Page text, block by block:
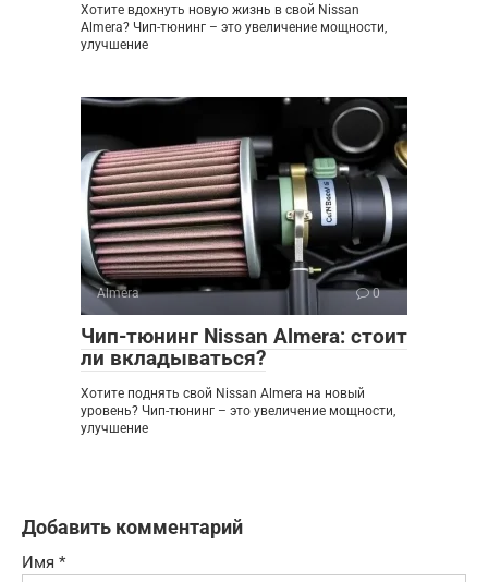
Хотите вдохнуть новую жизнь в свой Nissan
Almera? Чип-тюнинг – это увеличение мощности,
улучшение
Almera 0
Чип-тюнинг Nissan Almera: стоит
ли вкладываться?
Хотите поднять свой Nissan Almera на новый
уровень? Чип-тюнинг – это увеличение мощности,
улучшение
Добавить комментарий
Имя *